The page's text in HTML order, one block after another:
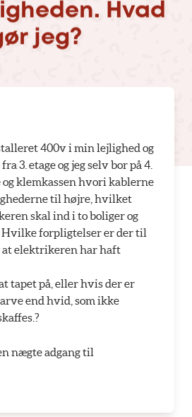
Hvad
jeg?
400v i min lejlighed og
3. etage og jeg selv bor på 4.
og klemkassen hvori kablerne
til højre, hvilket
skal ind i to boliger og
Hvilke forpligtelser er der til
elektrikeren har haft
tapet på, eller hvis der er
end hvid, som ikke
nægte adgang til